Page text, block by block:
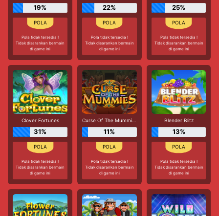
19%
Pola tidak tersedia !
Tidak disarankan bermain
di game ini
22%
Pola tidak tersedia !
Tidak disarankan bermain
di game ini
25%
Pola tidak tersedia !
Tidak disarankan bermain
di game ini
Clover Fortunes
31%
Pola tidak tersedia !
Tidak disarankan bermain
di game ini
Curse Of The Mummies
11%
Pola tidak tersedia !
Tidak disarankan bermain
di game ini
Blender Blitz
13%
Pola tidak tersedia !
Tidak disarankan bermain
di game ini